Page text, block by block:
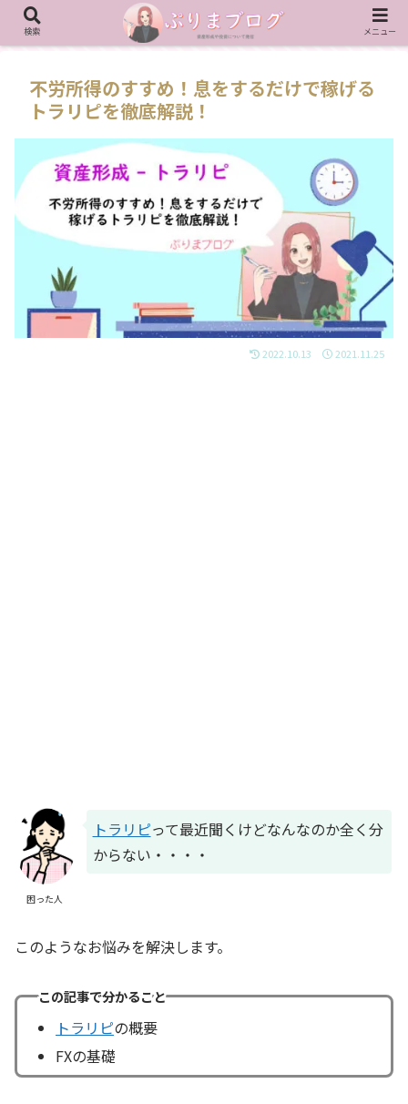
不労所得のすすめ！息をするだけで稼げる
トラリピを徹底解説！
2022.10.13 2021.11.25
困った人
トラリピって最近聞くけどなんなのか全く分
からない・・・・
このようなお悩みを解決します。
この記事で分かること
トラリピの概要
FXの基礎
検索 メニュー